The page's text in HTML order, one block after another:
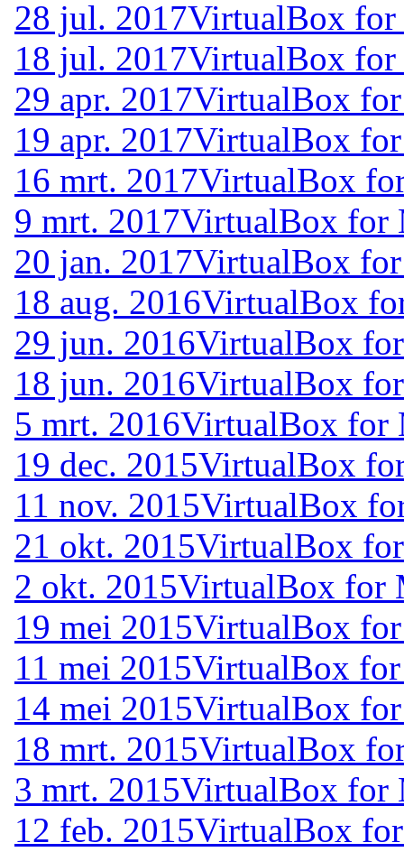
28 jul. 2017VirtualBox for
18 jul. 2017VirtualBox for
29 apr. 2017VirtualBox
19 apr. 2017VirtualBox
16 mrt. 2017VirtualBox
9 mrt. 2017VirtualBox for
20 jan. 2017VirtualBox
18 aug. 2016VirtualBox
29 jun. 2016VirtualBox
18 jun. 2016VirtualBox
5 mrt. 2016VirtualBox for
19 dec. 2015VirtualBox
11 nov. 2015VirtualBox
21 okt. 2015VirtualBox
2 okt. 2015VirtualBox for
19 mei 2015VirtualBox
11 mei 2015VirtualBox
14 mei 2015VirtualBox
18 mrt. 2015VirtualBox
3 mrt. 2015VirtualBox for
12 feb. 2015VirtualBox